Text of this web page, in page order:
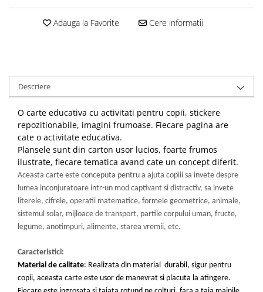
Adauga la Favorite Cere informatii
Descriere
O carte educativa cu activitati pentru copii, stickere
repozitionabile, imagini frumoase. Fiecare pagina are
cate o activitate educativa.
Plansele sunt din carton usor lucios, foarte frumos
ilustrate, fiecare tematica avand cate un concept diferit.
Aceasta carte este conceputa pentru a ajuta copiii sa invete despre
lumea inconjuratoare intr-un mod captivant si distractiv, sa invete
literele, cifrele, operatii matematice, formele geometrice, animale,
sistemul solar, mijloace de transport, partile corpului uman, fructe,
legume, anotimpuri, alimente, starea vremii, etc.
Caracteristici:
Material de calitate: Realizata din material durabil, sigur pentru
copii, aceasta carte este usor de manevrat si placuta la atingere.